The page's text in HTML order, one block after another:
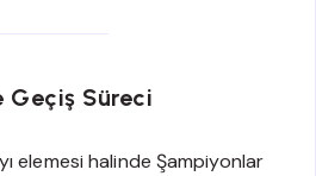
Geçiş Süreci
elemesi halinde Şampiyonlar